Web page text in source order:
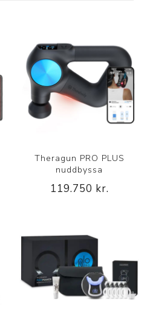
Theragun PRO PLUS
nuddbyssa
119.750 kr.